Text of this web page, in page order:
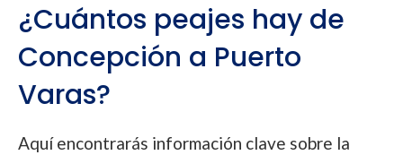
¿Cuántos peajes hay de
Concepción a Puerto
Varas?
Aquí encontrarás información clave sobre la